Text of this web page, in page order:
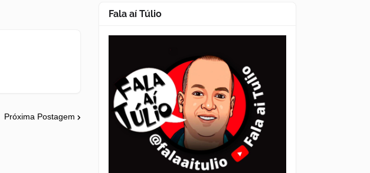
Próxima Postagem
Fala aí Túlio